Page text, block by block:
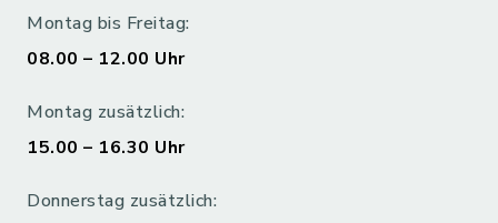
Montag bis Freitag:
08.00 – 12.00 Uhr
Montag zusätzlich:
15.00 – 16.30 Uhr
Donnerstag zusätzlich: